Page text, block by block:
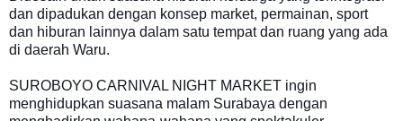
dan dipadukan dengan konsep market, permainan, sport
dan hiburan lainnya dalam satu tempat dan ruang yang ada
di daerah Waru.
SUROBOYO CARNIVAL NIGHT MARKET ingin
menghidupkan suasana malam Surabaya dengan